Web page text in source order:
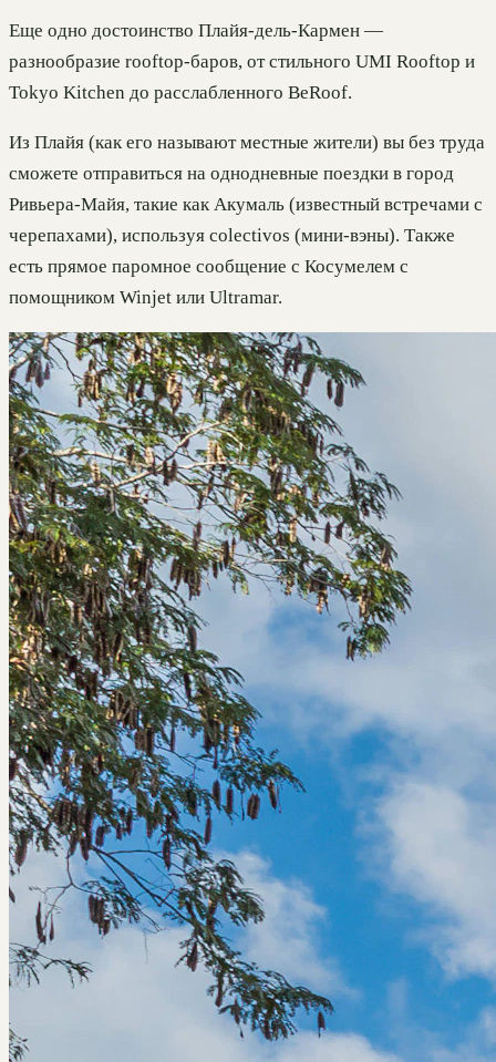
Еще одно достоинство Плайя-дель-Кармен —
разнообразие rooftop-баров, от стильного UMI Rooftop и
Tokyo Kitchen до расслабленного BeRoof.
Из Плайя (как его называют местные жители) вы без труда
сможете отправиться на однодневные поездки в город
Ривьера-Майя, такие как Акумаль (известный встречами с
черепахами), используя colectivos (мини-вэны). Также
есть прямое паромное сообщение с Косумелем с
помощником Winjet или Ultramar.